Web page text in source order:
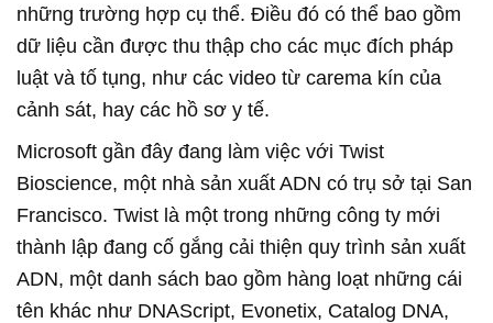
những trường hợp cụ thể. Điều đó có thể bao gồm
dữ liệu cần được thu thập cho các mục đích pháp
luật và tố tụng, như các video từ carema kín của
cảnh sát, hay các hồ sơ y tế.
Microsoft gần đây đang làm việc với Twist
Bioscience, một nhà sản xuất ADN có trụ sở tại San
Francisco. Twist là một trong những công ty mới
thành lập đang cố gắng cải thiện quy trình sản xuất
ADN, một danh sách bao gồm hàng loạt những cái
tên khác như DNAScript, Evonetix, Catalog DNA,